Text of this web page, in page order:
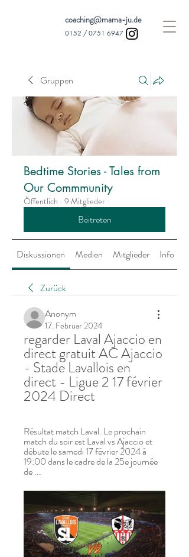
coaching@mama-ju.de
0152 / 0751 6947
Gruppen
Bedtime Stories - Tales from
Our Commmunity
Öffentlich · 9 Mitglieder
Beitreten
Diskussionen Medien Mitglieder Info
Zurück
Anonym
17. Februar 2024
regarder Laval Ajaccio en
direct gratuit AC Ajaccio
- Stade Lavallois en
direct - Ligue 2 17 février
2024 Direct
Résultat match Laval. Le prochain
match du soir est Laval vs Ajaccio et
débute le samedi 17 février 2024 à
19:00 dans le cadre de la 25e journée
de ...